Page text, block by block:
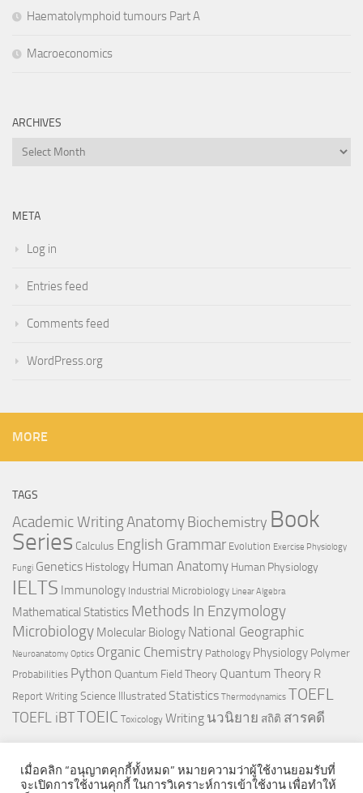
Haematolymphoid tumours Part A
Macroeconomics
ARCHIVES
Archives
META
Log in
Entries feed
Comments feed
WordPress.org
MORE
TAGS
Academic WritingAnatomy Biochemistry Book
Series Calculus English Grammar Evolution Exercise Physiology
Fungi Genetics Histology Human Anatomy Human Physiology
IELTS Immunology Industrial Microbiology Linear Algebra
Mathematical Statistics Methods In Enzymology
Microbiology Molecular Biology National Geographic
Neuroanatomy Optics Organic Chemistry Pathology Physiology Polymer
Probabilities Python Quantum Field Theory Quantum Theory R
Report Writing Science Illustrated Statistics Thermodynamics TOEFL
TOEFL iBTTOEIC Toxicology Writing นวนิยาย สถิติ สารคดี
เมื่อคลิก “อนุญาตคุกกี้ทั้งหมด” หมายความว่าผู้ใช้งานยอมรับที่
จะเปิดการใช้งานคุกกี้ ในการวิเคราะห์การเข้าใช้งาน เพื่อทำให้